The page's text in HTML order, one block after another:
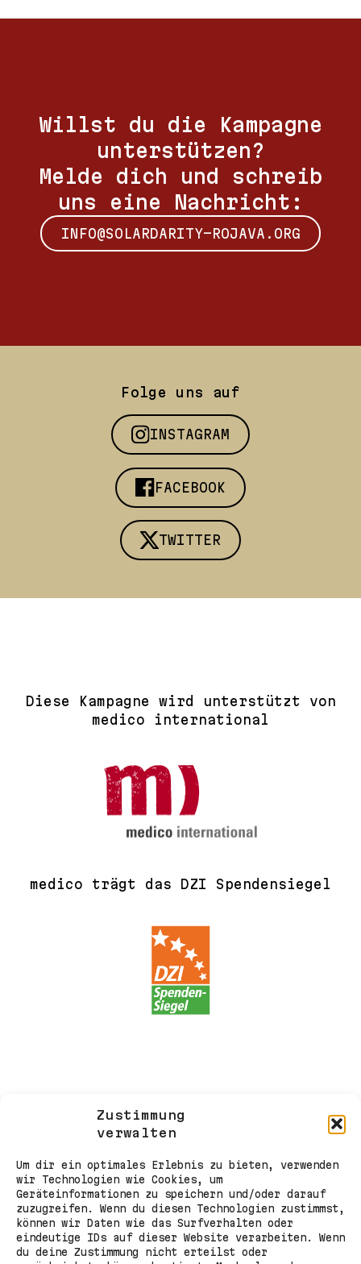
Zustimmung
verwalten
Um dir ein optimales Erlebnis zu bieten, verwenden
wir Technologien wie Cookies, um
Geräteinformationen zu speichern und/oder darauf
zuzugreifen. Wenn du diesen Technologien zustimmst,
können wir Daten wie das Surfverhalten oder
eindeutige IDs auf dieser Website verarbeiten. Wenn
du deine Zustimmung nicht erteilst oder
Willst du die Kampagne
unterstützen?
Melde dich und schreib
uns eine Nachricht:
INFO@SOLARDARITY-ROJAVA.ORG
Folge uns auf
INSTAGRAM
FACEBOOK
TWITTER
Diese Kampagne wird unterstützt von
medico international
medico trägt das DZI Spendensiegel